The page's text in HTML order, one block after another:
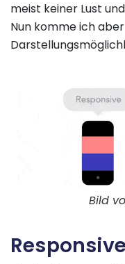
meist keiner Lust
Nun komme ich
Bild